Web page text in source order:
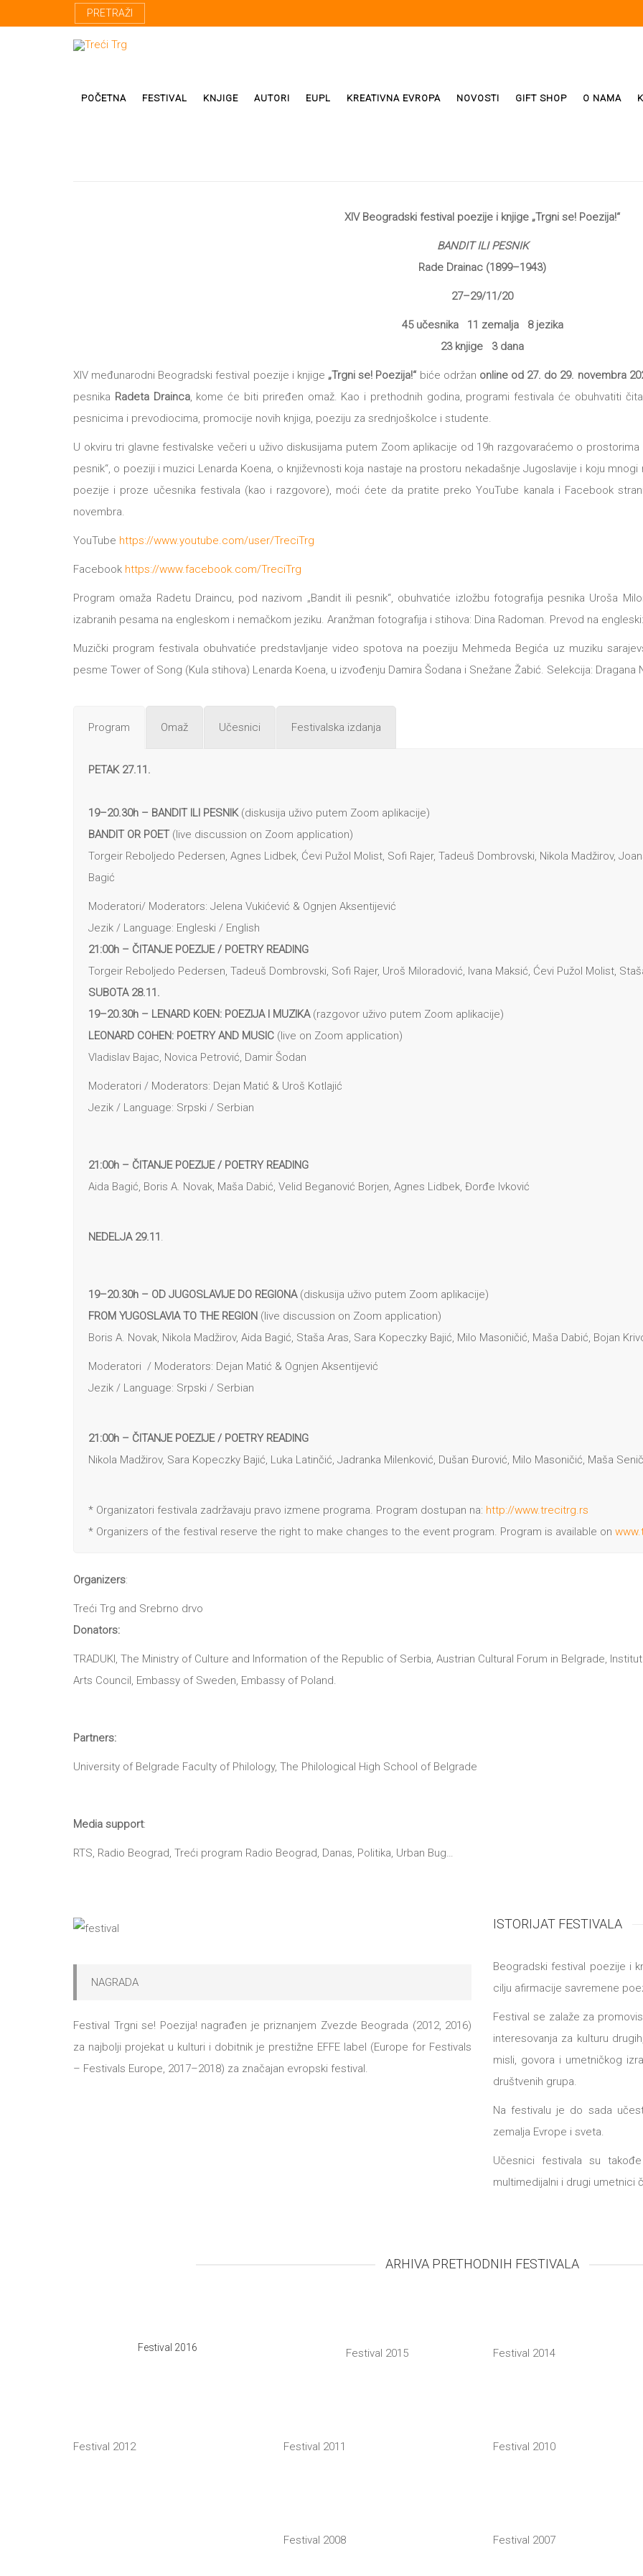
PRETRAŽI
POČETNA FESTIVAL KNJIGE AUTORI EUPL KREATIVNA EVROPA NOVOSTI GIFT SHOP O NAMA
XIV Beogradski festival poezije i knjige „Trgni se! Poezija!“
BANDIT ILI PESNIK
Rade Drainac (1899–1943)
27–29/11/20
45 učesnika 11 zemalja 8 jezika
23 knjige 3 dana
XIV međunarodni Beogradski festival poezije i knjige „Trgni se! Poezija!“ biće održan online od 27. do 29. novembra
pesnika Radeta Drainca, kome će biti priređen omaž. Kao i prethodnih godina, programi festivala će obuhvatiti
pesnicima i prevodiocima, promocije novih knjiga, poeziju za srednjoškolce i studente.
U okviru tri glavne festivalske večeri u uživo diskusijama putem Zoom aplikacije od 19h razgovaraćemo o
pesnik“, o poeziji i muzici Lenarda Koena, o književnosti koja nastaje na prostoru nekadašnje Jugoslavije i koju
poezije i proze učesnika festivala (kao i razgovore), moći ćete da pratite preko YouTube kanala i Facebook
novembra.
YouTube https://www.youtube.com/user/TreciTrg
Facebook https://www.facebook.com/TreciTrg
Program omaža Radetu Draincu, pod nazivom „Bandit ili pesnik“, obuhvatiće izložbu fotografija pesnika Uroša
izabranih pesama na engleskom i nemačkom jeziku. Aranžman fotografija i stihova: Dina Radoman. Prevod na
Muzički program festivala obuhvatiće predstavljanje video spotova na poeziju Mehmeda Begića uz muziku
pesme Tower of Song (Kula stihova) Lenarda Koena, u izvođenju Damira Šodana i Snežane Žabić. Selekcija: Dragana
Program Omaž Učesnici Festivalska izdanja
PETAK 27.11.
19–20.30h – BANDIT ILI PESNIK(diskusija uživo putem Zoom aplikacije)
BANDIT OR POET (live discussion on Zoom application)
Torgeir Reboljedo Pedersen, Agnes Lidbek, Ćevi Pužol Molist, Sofi Rajer, Tadeuš Dombrovski, Nikola Madžirov,
Bagić
Moderatori/ Moderators: Jelena Vukićević & Ognjen Aksentijević
Jezik / Language: Engleski / English
21:00h – ČITANJE POEZIJE/ POETRY READING
Torgeir Reboljedo Pedersen, Tadeuš Dombrovski, Sofi Rajer, Uroš Miloradović, Ivana Maksić, Ćevi Pužol Molist,
SUBOTA 28.11.
19–20.30h – LENARD KOEN: POEZIJA I MUZIKA (razgovor uživo putem Zoom aplikacije)
LEONARD COHEN: POETRY AND MUSIC (live on Zoom application)
Vladislav Bajac, Novica Petrović, Damir Šodan
Moderatori / Moderators: Dejan Matić & Uroš Kotlajić
Jezik / Language: Srpski / Serbian
21:00h – ČITANJE POEZIJE/ POETRY READING
Aida Bagić, Boris A. Novak, Maša Dabić, Velid Beganović Borjen, Agnes Lidbek, Đorđe Ivković
NEDELJA 29.11.
19–20.30h – OD JUGOSLAVIJE DO REGIONA (diskusija uživo putem Zoom aplikacije)
FROM YUGOSLAVIA TO THE REGION (live discussion on Zoom application)
Boris A. Novak, Nikola Madžirov, Aida Bagić, Staša Aras, Sara Kopeczky Bajić, Milo Masoničić, Maša Dabić, Bojan
Moderatori / Moderators: Dejan Matić & Ognjen Aksentijević
Jezik / Language: Srpski / Serbian
21:00h – ČITANJE POEZIJE/ POETRY READING
Nikola Madžirov, Sara Kopeczky Bajić, Luka Latinčić, Jadranka Milenković, Dušan Đurović, Milo Masoničić, Maša
* Organizatori festivala zadržavaju pravo izmene programa. Program dostupan na: http://www.trecitrg.rs
* Organizers of the festival reserve the right to make changes to the event program. Program is available on
Organizers:
Treći Trg and Srebrno drvo
Donators:
TRADUKI, The Ministry of Culture and Information of the Republic of Serbia, Austrian Cultural Forum in Belgrade,
Arts Council, Embassy of Sweden, Embassy of Poland.
Partners:
University of Belgrade Faculty of Philology, The Philological High School of Belgrade
Media support:
RTS, Radio Beograd, Treći program Radio Beograd, Danas, Politika, Urban Bug…
NAGRADA
Festival Trgni se! Poezija! nagrađen je priznanjem Zvezde Beograda (2012, 2016)
za najbolji projekat u kulturi i dobitnik je prestižne EFFE label (Europe for Festivals
– Festivals Europe, 2017–2018) za značajan evropski festival.
ISTORIJAT FESTIVALA
Beogradski festival poezije i
cilju afirmacije savremene
Festivаl se zаlаže zа
interesovаnjа zа kulturu
misli, govorа i umetničkog
društvenih grupa.
Na festivalu je do sada
zemalja Evrope i sveta.
Učesnici festivala su
multimedijalni i drugi umetnici
ARHIVA PRETHODNIH FESTIVALA
Festival 2016 Festival 2015 Festival 2014
Festival 2012 Festival 2011 Festival 2010
Festival 2008 Festival 2007